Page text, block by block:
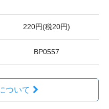
220円(税20円)
BP0557
ついて